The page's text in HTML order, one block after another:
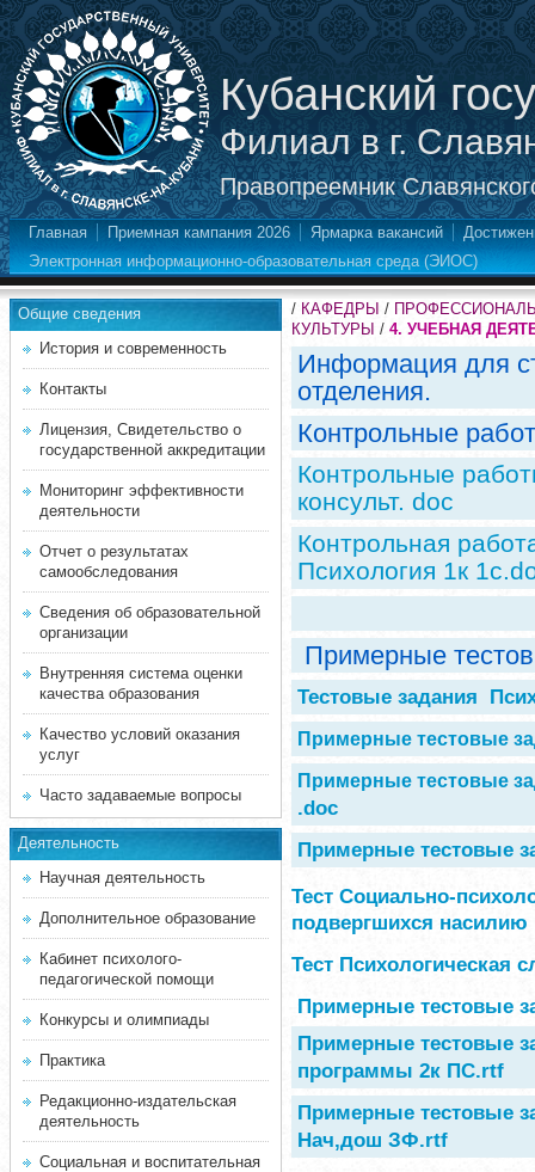
Кубанский
Филиал в г.
Правопреемник
Главная Приемная кампания 2026 Ярмарка вакансий
Электронная информационно-образовательная среда (ЭИОС)
Общие сведения
История и современность
Контакты
Лицензия, Свидетельство о
государственной аккредитации
Мониторинг эффективности
деятельности
Отчет о результатах
самообследования
Сведения об образовательной
организации
Внутренняя система оценки
качества образования
Качество условий оказания
услуг
Часто задаваемые вопросы
Деятельность
Научная деятельность
Дополнительное образование
Кабинет психолого-
педагогической помощи
Конкурсы и олимпиады
Практика
Редакционно-издательская
деятельность
Социальная и воспитательная
/ КАФЕДРЫ /
КУЛЬТУРЫ / 4. УЧЕБНАЯ
Информация для
отделения.
Контрольные
Контрольные
консульт. doc
Контрольная
Психология 1к
Примерные
Тестовые задания
Примерные тестовые
Примерные тестовые
.doc
Примерные тестовые
Тест Социально-
подвергшихся
Тест Психологическая
Примерные тестовые
Примерные тестовые
программы 2к ПС.rtf
Примерные тестовые
Нач,дош ЗФ.rtf